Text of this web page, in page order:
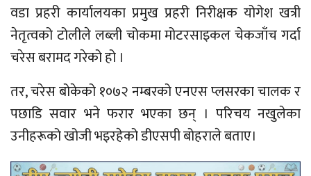
वडा प्रहरी कार्यालयका प्रमुख प्रहरी निरीक्षक योगेश खत्री
नेतृत्वको टोलीले लब्ली चोकमा मोटरसाइकल चेकजाँच गर्दा
चरेस बरामद गरेको हो ।
तर, चरेस बोकेको १०७२ नम्बरको एनएस प्लसरका चालक र
पछाडि सवार भने फरार भएका छन् । परिचय नखुलेका
उनीहरूको खोजी भइरहेको डीएसपी बोहराले बताए।